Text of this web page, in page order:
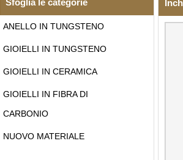
Sfoglia le categorie
ANELLO IN TUNGSTENO
GIOIELLI IN TUNGSTENO
GIOIELLI IN CERAMICA
GIOIELLI IN FIBRA DI
CARBONIO
NUOVO MATERIALE